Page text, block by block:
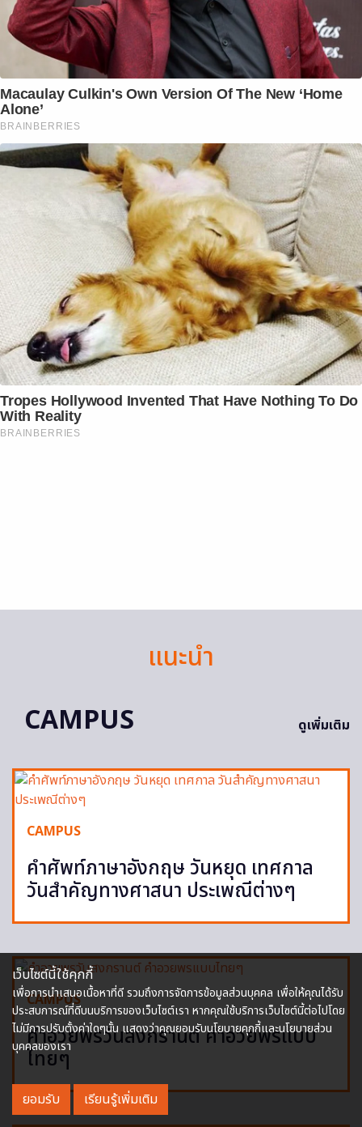
Macaulay Culkin's Own Version Of The New ‘Home
Alone’
BRAINBERRIES
Tropes Hollywood Invented That Have Nothing To Do
With Reality
BRAINBERRIES
แนะนำ
CAMPUS
ดูเพิ่มเติม
CAMPUS
คำศัพท์ภาษาอังกฤษ วันหยุด เทศกาล
วันสำคัญทางศาสนา ประเพณีต่างๆ
CAMPUS
คำอวยพรวันสงกรานต์ คำอวยพรแบบ
ไทยๆ
เว็บไซต์นี้ใช้คุกกี้
เพื่อการนำเสนอเนื้อหาที่ดี รวมถึงการจัดการข้อมูลส่วนบุคคล เพื่อให้คุณได้รับ
ประสบการณ์ที่ดีบนบริการของเว็บไซต์เรา หากคุณใช้บริการเว็บไซต์นี้ต่อไปโดย
ไม่มีการปรับตั้งค่าใดๆนั้น แสดงว่าคุณยอมรับนโยบายคุกกี้และนโยบายส่วน
บุคคลของเรา
ยอมรับ เรียนรู้เพิ่มเติม